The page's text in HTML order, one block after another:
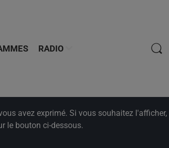
RADIO
avez exprimé. Si vous souhaitez l'afficher,
le bouton ci-dessous.